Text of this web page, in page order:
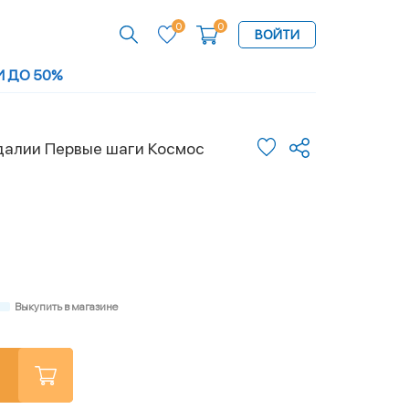
0 0
ВОЙТИ
ДО 50%
Первые шаги Космос
Выкупить в магазине